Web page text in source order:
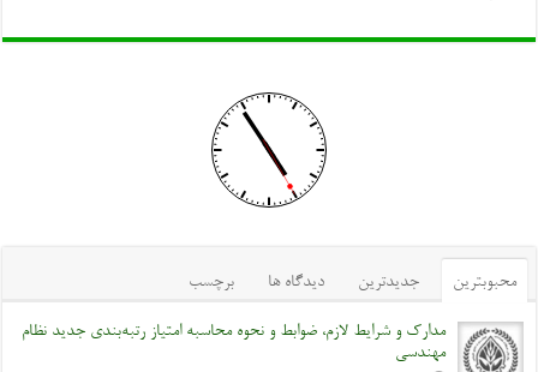
محبوبترین جدیدترین دیدگاه ها برچسب
مدارک و شرایط لازم، ضوابط و نحوه محاسبه امتیاز رتبه‌بندی جدید نظام
مهندسی